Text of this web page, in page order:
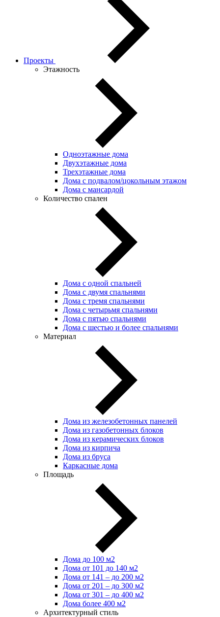
Проекты
Этажность
Одноэтажные дома
Двухэтажные дома
Трехэтажные дома
Дома с подвалом/цокольным этажом
Дома с мансардой
Количество спален
Дома с одной спальней
Дома с двумя спальнями
Дома с тремя спальнями
Дома с четырьмя спальнями
Дома с пятью спальнями
Дома с шестью и более спальнями
Материал
Дома из железобетонных панелей
Дома из газобетонных блоков
Дома из керамических блоков
Дома из кирпича
Дома из бруса
Каркасные дома
Площадь
Дома до 100 м2
Дома от 101 до 140 м2
Дома от 141 – до 200 м2
Дома от 201 – до 300 м2
Дома от 301 – до 400 м2
Дома более 400 м2
Архитектурный стиль